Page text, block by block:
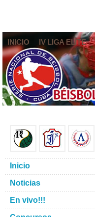
INICIO IV LIGA ELITE
Inicio
Noticias
En vivo!!!